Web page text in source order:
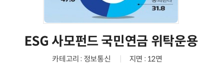
ESG 사모펀드 국민연금 위탁운용
카테고리 : 정보통신
지면 : 12면